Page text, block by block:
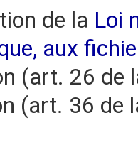
de la Loi
aux
(art. 26 de
(art. 36 de